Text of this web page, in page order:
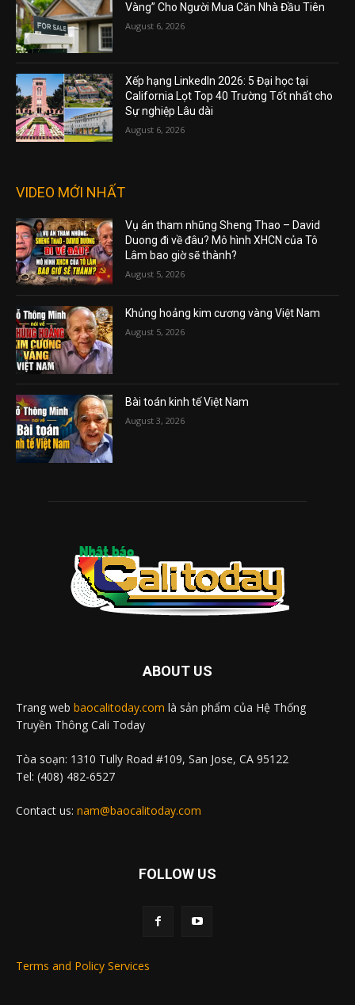
Vàng” Cho Người Mua Căn Nhà Đầu Tiên
August 6, 2026
Xếp hạng LinkedIn 2026: 5 Đại học tại
California Lọt Top 40 Trường Tốt nhất cho
Sự nghiệp Lâu dài
August 6, 2026
VIDEO MỚI NHẤT
Vụ án tham nhũng Sheng Thao – David
Duong đi về đâu? Mô hình XHCN của Tô
Lâm bao giờ sẽ thành?
August 5, 2026
Khủng hoảng kim cương vàng Việt Nam
August 5, 2026
Bài toán kinh tế Việt Nam
August 3, 2026
ABOUT US
Trang web baocalitoday.com là sản phẩm của Hệ Thống
Truyền Thông Cali Today
Tòa soạn: 1310 Tully Road #109, San Jose, CA 95122
Tel: (408) 482-6527
Contact us: nam@baocalitoday.com
FOLLOW US
Terms and Policy Services